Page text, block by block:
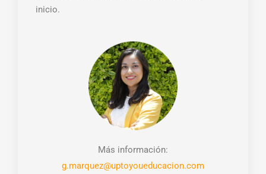
inicio.
Más información:
g.marquez@uptoyoueducacion.com